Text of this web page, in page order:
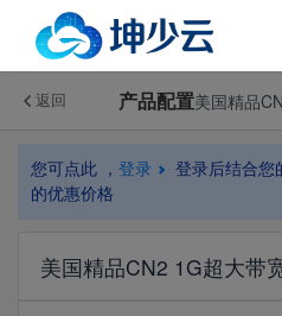
返回 产品配置美国精品
您可点此 ， 登录
登录后结合您
的优惠价格
美国精品CN2 1G超大带